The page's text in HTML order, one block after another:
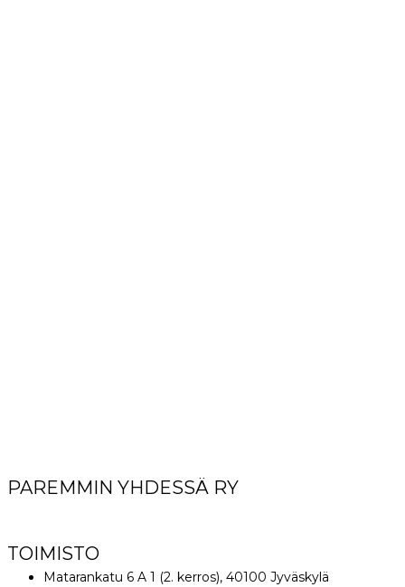
PAREMMIN YHDESSÄ RY
TOIMISTO
Matarankatu 6 A 1 (2. kerros), 40100 Jyväskylä